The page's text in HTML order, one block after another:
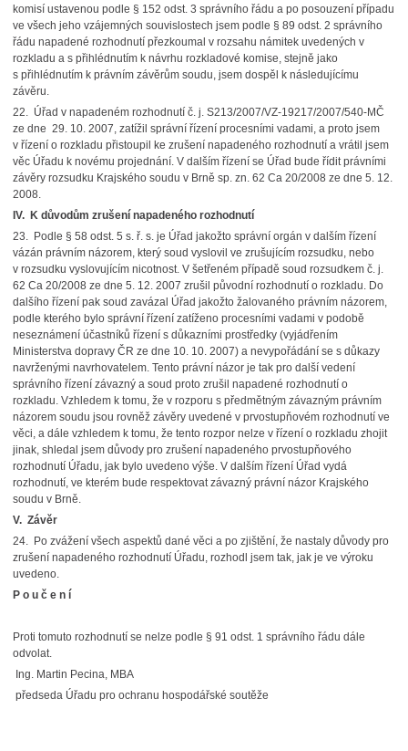
komisí ustavenou podle § 152 odst. 3 správního řádu a po posouzení případu
ve všech jeho vzájemných souvislostech jsem podle § 89 odst. 2 správního
řádu napadené rozhodnutí přezkoumal v rozsahu námitek uvedených v
rozkladu a s přihlédnutím k návrhu rozkladové komise, stejně jako
s přihlédnutím k právním závěrům soudu, jsem dospěl k následujícímu
závěru.
22. Úřad v napadeném rozhodnutí č. j. S213/2007/VZ-19217/2007/540-MČ
ze dne 29. 10. 2007, zatížil správní řízení procesními vadami, a proto jsem
v řízení o rozkladu přistoupil ke zrušení napadeného rozhodnutí a vrátil jsem
věc Úřadu k novému projednání. V dalším řízení se Úřad bude řídit právními
závěry rozsudku Krajského soudu v Brně sp. zn. 62 Ca 20/2008 ze dne 5. 12.
2008.
IV. K důvodům zrušení napadeného rozhodnutí
23. Podle § 58 odst. 5 s. ř. s. je Úřad jakožto správní orgán v dalším řízení
vázán právním názorem, který soud vyslovil ve zrušujícím rozsudku, nebo
v rozsudku vyslovujícím nicotnost. V šetřeném případě soud rozsudkem č. j.
62 Ca 20/2008 ze dne 5. 12. 2007 zrušil původní rozhodnutí o rozkladu. Do
dalšího řízení pak soud zavázal Úřad jakožto žalovaného právním názorem,
podle kterého bylo správní řízení zatíženo procesními vadami v podobě
neseznámení účastníků řízení s důkazními prostředky (vyjádřením
Ministerstva dopravy ČR ze dne 10. 10. 2007) a nevypořádání se s důkazy
navrženými navrhovatelem. Tento právní názor je tak pro další vedení
správního řízení závazný a soud proto zrušil napadené rozhodnutí o
rozkladu. Vzhledem k tomu, že v rozporu s předmětným závazným právním
názorem soudu jsou rovněž závěry uvedené v prvostupňovém rozhodnutí ve
věci, a dále vzhledem k tomu, že tento rozpor nelze v řízení o rozkladu zhojit
jinak, shledal jsem důvody pro zrušení napadeného prvostupňového
rozhodnutí Úřadu, jak bylo uvedeno výše. V dalším řízení Úřad vydá
rozhodnutí, ve kterém bude respektovat závazný právní názor Krajského
soudu v Brně.
V. Závěr
24. Po zvážení všech aspektů dané věci a po zjištění, že nastaly důvody pro
zrušení napadeného rozhodnutí Úřadu, rozhodl jsem tak, jak je ve výroku
uvedeno.
P o u č e n í
Proti tomuto rozhodnutí se nelze podle § 91 odst. 1 správního řádu dále
odvolat.
Ing. Martin Pecina, MBA
předseda Úřadu pro ochranu hospodářské soutěže